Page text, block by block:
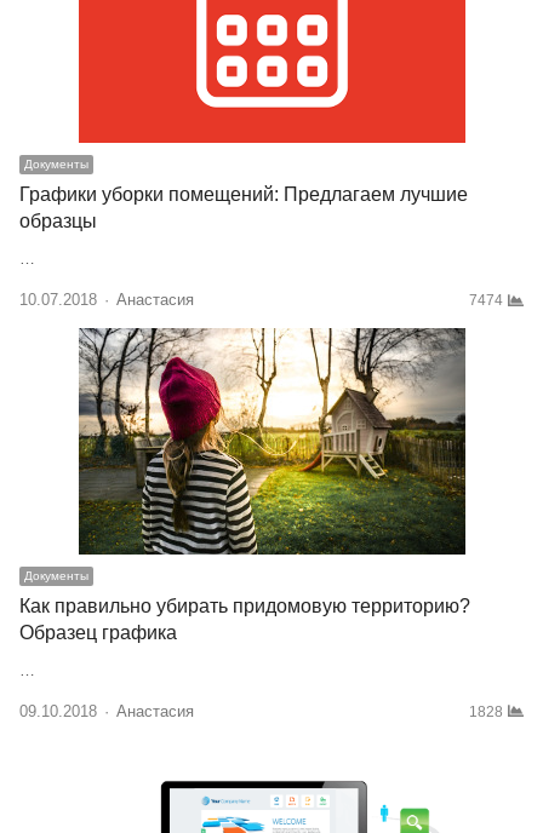
Документы
Графики уборки помещений: Предлагаем лучшие
образцы
10.07.2018 Author
Анастасия 7474
Документы
Как правильно убирать придомовую территорию?
Образец графика
09.10.2018 Author
Анастасия 1828